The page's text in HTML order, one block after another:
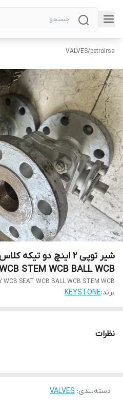
petroirsa
/
VALVES
STEM WCB BALL WCB
WCB SEAT WCB BALL WCB STEM WCB
برند:KEYSTONE
نظرات
دسته‌بندی:
VALVES